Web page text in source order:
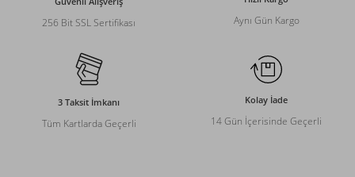
256 Bit SSL Sertifikası Aynı Gün Kargo
3 Taksit İmkanı
Tüm Kartlarda Geçerli
Kolay İade
14 Gün İçerisinde Geçerli